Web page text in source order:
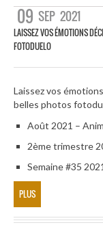
09 SEP 2021
LAISSEZ VOS ÉMOTIONS
FOTODUELO
Laissez vos
belles photos
Août 2021 –
2ème trimestre
Semaine #35
PLUS